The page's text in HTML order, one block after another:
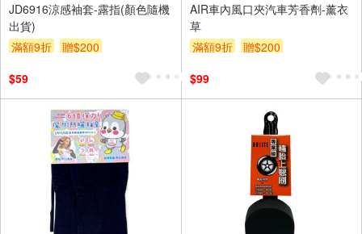
JD6916涼感袖套-露指(顏色隨機
出貨)
滿額9折
贈$200
$59
AIR車內風口夾汽車芳香劑-薰衣
草
滿額9折
贈$200
$99